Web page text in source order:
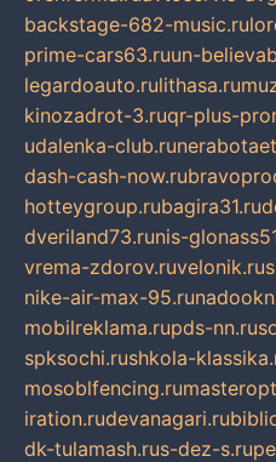
backstage-682-music.ru
prime-cars63.ruun-
legardoauto.rulithasa.ru
kinozadrot-3.ruqr-plus-
udalenka-club.ru
dash-cash-now.ru
hotteygroup.rubagira31.ru
dveriland73.runis-
vrema-zdorov.ruvelonik.ru
nike-air-max-95.ru
mobilreklama.rupds-nn.ru
spksochi.rushkola-
mosoblfencing.ru
iration.rudevanagari.ru
dk-tulamash.rus-dez-s.ru